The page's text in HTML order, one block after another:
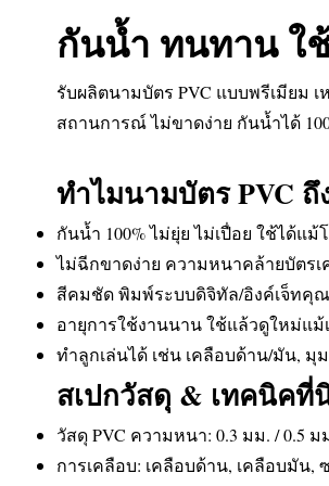
กันน้ำ ทนทาน ใ
รับผลิตนามบัตร PVC แบบพรีเมียม
สถานการณ์ ไม่ขาดง่าย กันน้ำได้
ทำไมนามบัตร PVC
กันน้ำ 100% ไม่ยุ่ย ไม่เปื่อย ใช้ได้แ
ไม่ฉีกขาดง่าย ความหนาคล้ายบัตรเ
สีคมชัด พิมพ์ระบบดิจิทัล/อิงค์เจ็ทคุ
อายุการใช้งานนาน ใช้แล้วดูใหม่แ
ทำลูกเล่นได้ เช่น เคลือบด้าน/มัน, มุ
สเปกวัสดุ & เทคนิคที่
วัสดุ PVC ความหนา: 0.3 มม. / 0.5
การเคลือบ: เคลือบด้าน, เคลือบมัน